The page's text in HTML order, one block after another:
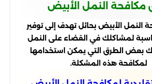
مكافحة النمل الأبيض
النمل الأبيض بحائل تهدف إلى توفير
لمشاكلك في القضاء على النمل
بعض الطرق التي يمكن استخدامها
لمكافحة هذه المشكلة.